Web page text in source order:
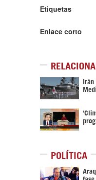
Etiquetas
Enlace corto
Irán
POLÍTICA
fase